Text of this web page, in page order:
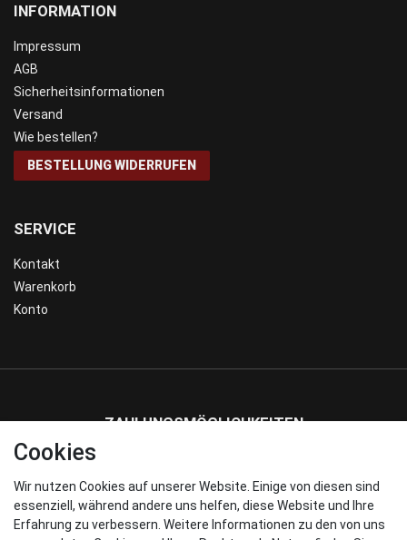
SERVICE
Kontakt
Warenkorb
Konto
INFORMATION
Impressum
AGB
Sicherheitsinformationen
Versand
Wie bestellen?
BESTELLUNG WIDERRUFEN
ZAHLUNGSMÖGLICHKEITEN
WIR VERSENDEN MIT
Cookies
Wir nutzen Cookies auf unserer Website. Einige von diesen sind
essenziell, während andere uns helfen, diese Website und Ihre
Erfahrung zu verbessern. Weitere Informationen zu den von uns